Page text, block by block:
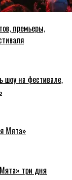
премьеры,
шоу на фестивале,
Мята»
три дня